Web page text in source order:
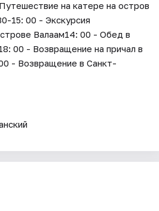
на катере на остров
15: 00 - Экскурсия
Валаам14: 00 - Обед в
00 - Возвращение на причал в
- Возвращение в Санкт-